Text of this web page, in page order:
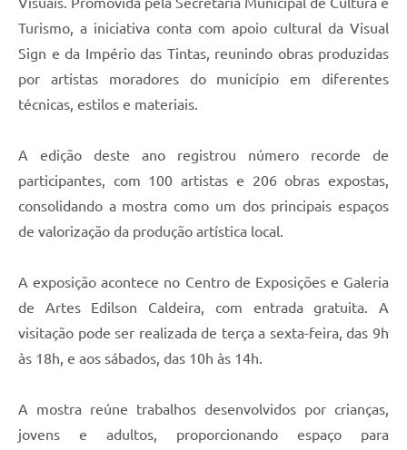
Turismo, a iniciativa conta com apoio cultural da Visual
Sign e da Império das Tintas, reunindo obras produzidas
por artistas moradores do município em diferentes
técnicas, estilos e materiais.
A edição deste ano registrou número recorde de
participantes, com 100 artistas e 206 obras expostas,
consolidando a mostra como um dos principais espaços
de valorização da produção artística local.
A exposição acontece no Centro de Exposições e Galeria
de Artes Edilson Caldeira, com entrada gratuita. A
visitação pode ser realizada de terça a sexta-feira, das 9h
às 18h, e aos sábados, das 10h às 14h.
A mostra reúne trabalhos desenvolvidos por crianças,
jovens e adultos, proporcionando espaço para